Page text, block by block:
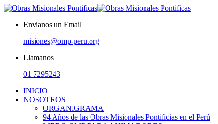
Envianos un Email
misiones@omp-peru.org
Llamanos
01 7295243
INICIO
NOSOTROS
ORGANIGRAMA
94 Años de las Obras Misionales Pontificias en el Perú